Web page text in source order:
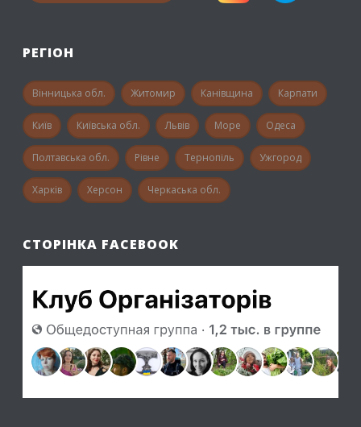
РЕГІОН
Вінницька обл. Житомир Канівщина Карпати
Київ Київська обл. Львів Море Одеса
Полтавська обл. Рівне Тернопіль Ужгород
Харків Херсон Черкаська обл.
СТОРІНКА FACEBOOK